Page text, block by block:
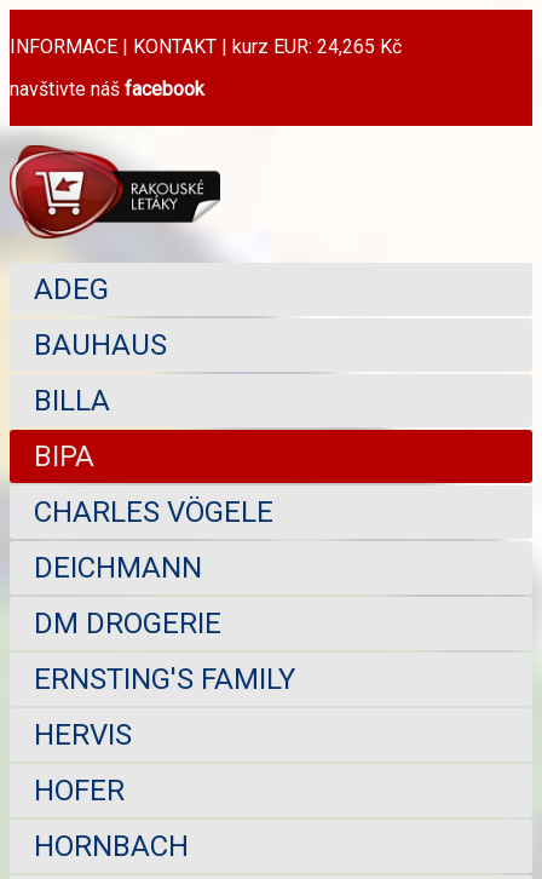
INFORMACE | KONTAKT | kurz EUR: 24,265 Kč
navštivte náš facebook
ADEG
BAUHAUS
BILLA
BIPA
CHARLES VÖGELE
DEICHMANN
DM DROGERIE
ERNSTING'S FAMILY
HERVIS
HOFER
HORNBACH